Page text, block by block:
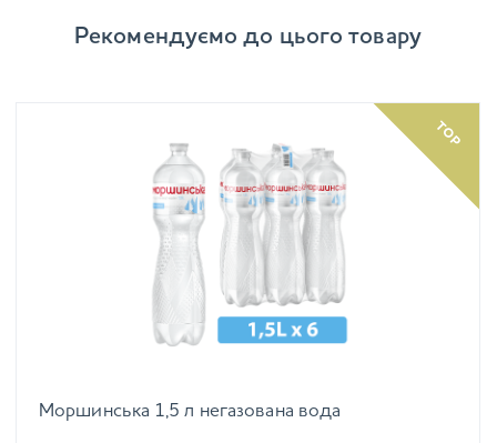
Рекомендуємо до цього товару
Моршинська 1,5 л негазована вода
TOP